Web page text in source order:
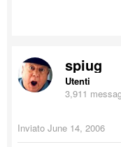
spiug
Utenti
3,911
Inviato June 14, 2006